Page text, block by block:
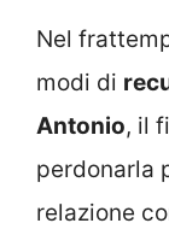
Nel
modi di
Antonio, il
perdonarla
relazione